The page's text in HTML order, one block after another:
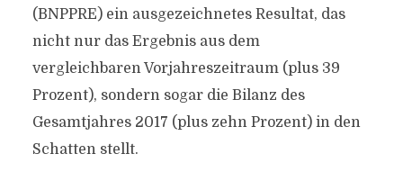
(BNPPRE) ein ausgezeichnetes Resultat, das
nicht nur das Ergebnis aus dem
vergleichbaren Vorjahreszeitraum (plus 39
Prozent), sondern sogar die Bilanz des
Gesamtjahres 2017 (plus zehn Prozent) in den
Schatten stellt.